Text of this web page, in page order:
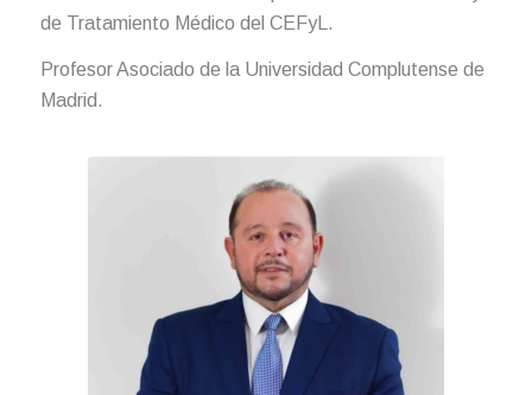
de Tratamiento Médico del CEFyL.
Profesor Asociado de la Universidad Complutense de
Madrid.